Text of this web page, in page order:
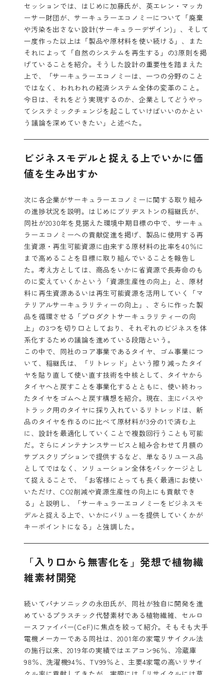
セッションでは、はじめに加藤氏が、英エレン・マッカ
ーサー財団が、サーキュラーエコノミーについて「廃棄
や汚染を出さない設計(サーキュラーデザイン)」、そして
一度作った以上は「製品や原材料を使い続ける」、また
それによって「自然のシステムを再生する」の3原則を掲
げていることを紹介。そうした設計の重要性を踏まえた
上で、「サーキュラーエコノミーは、一つの分野のこと
ではなく、われわれの経済システム全体の変革のこと。
今日は、それをどう実現するのか、企業としてどうやっ
てシステミックチェンジを起こしていけばいいのかとい
う議論を深めていきたい」と述べた。
ビジネスモデルと捉える上でいかに価
値を生み出すか
次に各企業がサーキュラーエコノミーに関する取り組み
の進捗状況を説明。はじめにブリヂストンの稲継氏が、
同社が2030年を見据えた環境中期目標の中で、サーキュ
ラーエコノミーへの貢献促進を掲げ、製品に使用する再
生資源・再生可能資源に由来する原材料の比率を40％に
まで高めることを目標に取り組んでいることを報告し
た。考え方としては、商品をいかに省資源で長寿命のも
のに変えていくかという「資源生産性の向上」と、原材
料に再生資源あるいは再生可能資源を活用していく「マ
テリアルサーキュラリティーの向上」、さらに作った製
品を循環させる「プロダクトサーキュラリティーの向
上」の3つを切り口としており、それぞれのビジネスを体
系化するための議論を進めている段階という。
この中で、同社のコア事業であるタイヤ、ゴム事業につ
いて、稲継氏は、「リトレッド」という擦り減ったタイ
ヤを貼り直して使い直す技術を中核として、タイヤから
タイヤへと戻すことを事業化するとともに、使い終わっ
たタイヤをゴムへと戻す構想を紹介。現在、主にバスや
トラック用のタイヤに採り入れているリトレッドは、新
品のタイヤを作るのに比べて原材料が3分の1で済む上
に、設計を最適化していくことで複数回行うことも可能
だ。さらにメンテナンスサービスと組み合わせて月額の
サブスクリプションで提供するなど、単なるリユース品
としてではなく、ソリューション全体をパッケージとし
て捉えることで、「お客様にとっても長く最適にお使い
いただけ、CO2削減や資源生産性の向上にも貢献でき
る」と説明し、「サーキュラーエコノミーをビジネスモ
デルと捉える上で、いかにバリューを提供していくかが
キーポイントになる」と強調した。
「入り口から無害化を」発想で植物繊
維素材開発
続いてパナソニックの永田氏が、同社が独自に開発を進
めているプラスチック代替素材である植物繊維、セルロ
ースファイバー(CeF)に焦点を絞って紹介。そもそも大手
電機メーカーである同社は、2001年の家電リサイクル法
の施行以来、2019年の実績ではエアコン96％、冷蔵庫
98％、洗濯機94％、TV99％と、主要4家電の高いリサイ